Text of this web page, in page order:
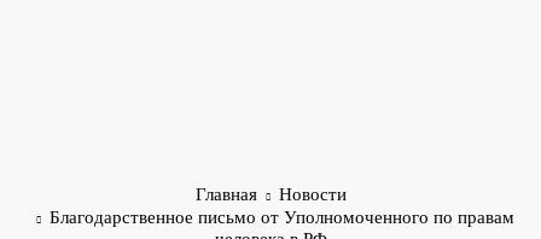
Главная
Новости
Благодарственное письмо от Уполномоченного по правам